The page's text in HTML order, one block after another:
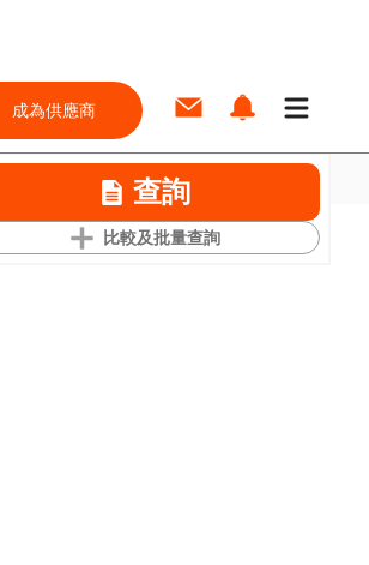
成為供應商
查詢
比較及批量查詢